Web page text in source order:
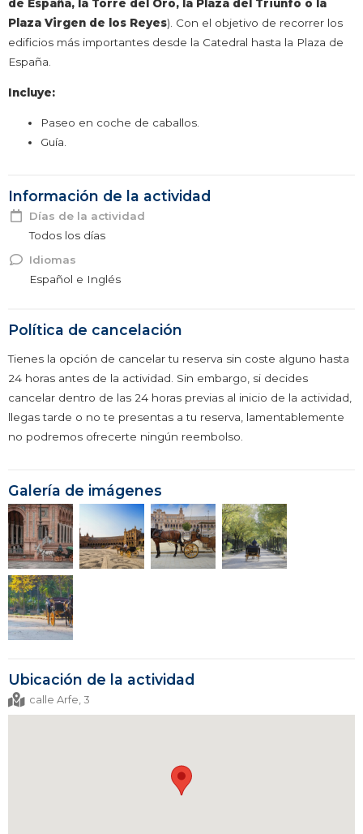
de España, la Torre del Oro, la Plaza del Triunfo o la
Plaza Virgen de los Reyes). Con el objetivo de recorrer los
edificios más importantes desde la Catedral hasta la Plaza de
España.
Incluye:
Paseo en coche de caballos.
Guía.
Información de la actividad
Días de la actividad
Todos los días
Idiomas
Español e Inglés
Política de cancelación
Tienes la opción de cancelar tu reserva sin coste alguno hasta
24 horas antes de la actividad. Sin embargo, si decides
cancelar dentro de las 24 horas previas al inicio de la actividad,
llegas tarde o no te presentas a tu reserva, lamentablemente
no podremos ofrecerte ningún reembolso.
Galería de imágenes
Ubicación de la actividad
calle Arfe, 3